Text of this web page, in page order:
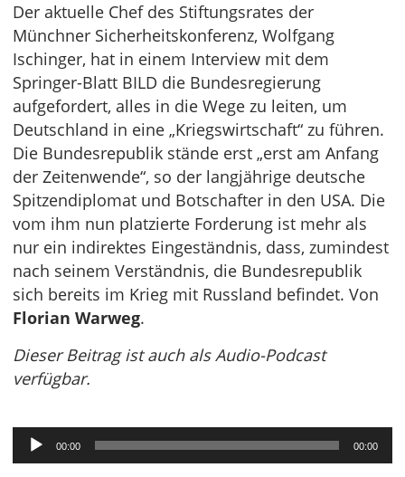
Der aktuelle Chef des Stiftungsrates der
Münchner Sicherheitskonferenz, Wolfgang
Ischinger, hat in einem Interview mit dem
Springer-Blatt BILD die Bundesregierung
aufgefordert, alles in die Wege zu leiten, um
Deutschland in eine „Kriegswirtschaft“ zu führen.
Die Bundesrepublik stände erst „erst am Anfang
der Zeitenwende“, so der langjährige deutsche
Spitzendiplomat und Botschafter in den USA. Die
vom ihm nun platzierte Forderung ist mehr als
nur ein indirektes Eingeständnis, dass, zumindest
nach seinem Verständnis, die Bundesrepublik
sich bereits im Krieg mit Russland befindet. Von
Florian Warweg.
Dieser Beitrag ist auch als Audio-Podcast
verfügbar.
Audio-
Player
00:00 00:00